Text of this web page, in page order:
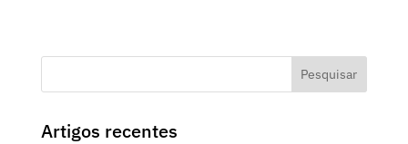
Artigos recentes